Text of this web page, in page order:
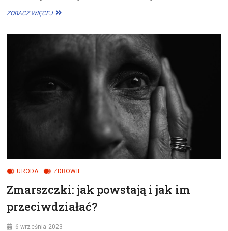
ZOBACZ WIĘCEJJAK
URODA ZDROWIE
Zmarszczki: jak powstają i jak im
przeciwdziałać?
6 września 2023